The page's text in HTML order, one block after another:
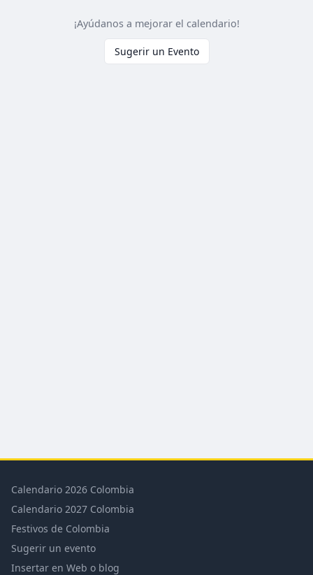
¡Ayúdanos a mejorar el calendario!
Sugerir un Evento
Calendario 2026 Colombia
Calendario 2027 Colombia
Festivos de Colombia
Sugerir un evento
Insertar en Web o blog